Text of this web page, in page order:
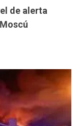
de alerta